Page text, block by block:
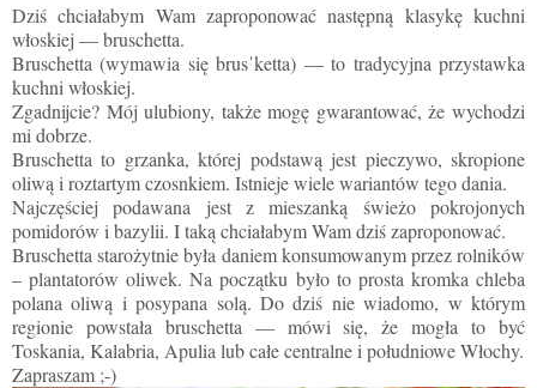
Dziś chciałabym Wam zaproponować następną klasykę kuchni
włoskiej — bruschetta.
Bruschetta (wymawia się brusˈketta) — to tradycyjna przystawka
kuchni włoskiej.
Zgadnijcie? Mój ulubiony, także mogę gwarantować, że wychodzi
mi dobrze.
Bruschetta to grzanka, której podstawą jest pieczywo, skropione
oliwą i roztartym czosnkiem. Istnieje wiele wariantów tego dania.
Najczęściej podawana jest z mieszanką świeżo pokrojonych
pomidorów i bazylii. I taką chciałabym Wam dziś zaproponować.
Bruschetta starożytnie była daniem konsumowanym przez rolników
– plantatorów oliwek. Na początku było to prosta kromka chleba
polana oliwą i posypana solą. Do dziś nie wiadomo, w którym
regionie powstała bruschetta — mówi się,że mogła to być
Toskania, Kalabria, Apulia lub całe centralne i południowe Włochy.
Zapraszam ;-)